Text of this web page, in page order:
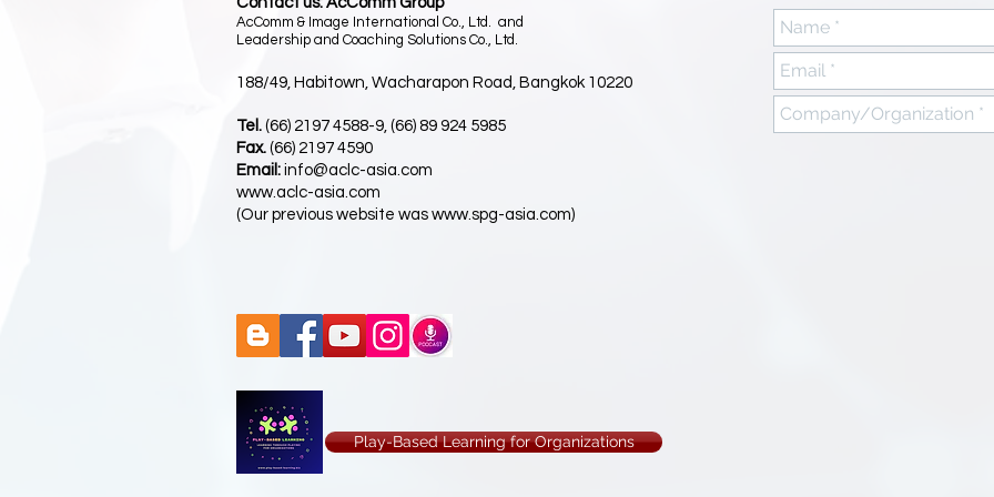
AcComm & Image International Co., Ltd. and
Leadership and Coaching Solutions Co., Ltd.
188/49, Habitown, Wacharapon Road, Bangkok 10220
Tel. (66) 2197 4588-9, (66) 89 924 5985
Fax. (66) 2197 4590
Email: info@aclc-asia.com
www.aclc-asia.com
(Our previous website was www.spg-asia.com)
Play-Based Learning for Organizations